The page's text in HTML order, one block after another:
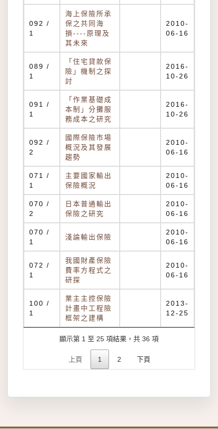
092 /
1
海上保險所承
保之共同海
損----原理及
其未來
2010-
06-16
089 /
1
「住宅貸款保
險」機制之探
討
2016-
10-26
091 /
1
「作業基礎成
本制」分攤服
務成本之研究
2016-
10-26
092 /
2
國際保險市場
概況及其發展
趨勢
2010-
06-16
071 /
1
主要國家輸出
保險概況
2010-
06-16
070 /
2
日本普通輸出
保險之研究
2010-
06-16
070 /
1
淺論輸出保險
2010-
06-16
072 /
1
我國財產保險
費率方程式之
研探
2010-
06-16
100 /
1
業主主控保險
計畫中工程險
框架之建構
2013-
12-25
顯示第 1 至 25 項結果，共 36 項
上頁 1 2 下頁